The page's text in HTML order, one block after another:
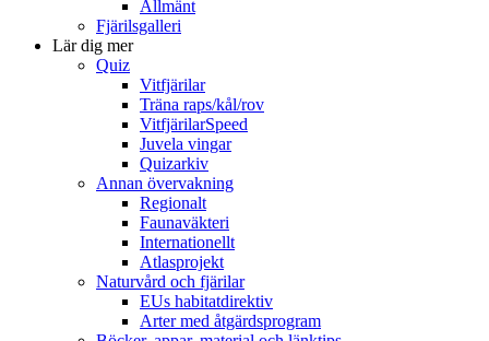
Allmänt
Fjärilsgalleri
Lär dig mer
Quiz
Vitfjärilar
Träna raps/kål/rov
VitfjärilarSpeed
Juvela vingar
Quizarkiv
Annan övervakning
Regionalt
Faunaväkteri
Internationellt
Atlasprojekt
Naturvård och fjärilar
EUs habitatdirektiv
Arter med åtgärdsprogram